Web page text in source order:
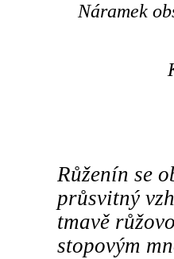
Náramek
Růženín se
průsvitný
tmavě
stopovým